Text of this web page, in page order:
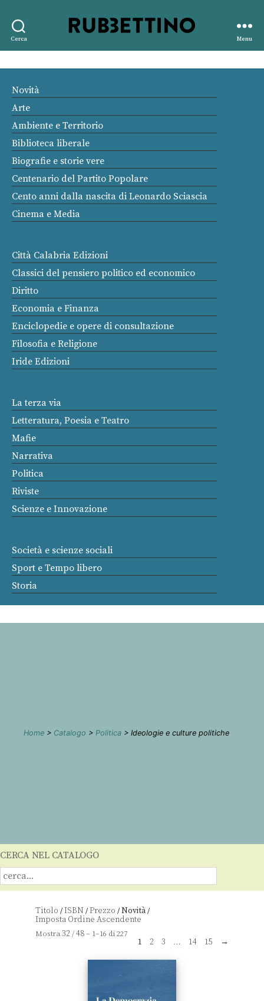
Cerca
editore
Menu
Novità
Arte
Ambiente e Territorio
Biblioteca liberale
Biografie e storie vere
Centenario del Partito Popolare
Cento anni dalla nascita di Leonardo Sciascia
Cinema e Media
Città Calabria Edizioni
Classici del pensiero politico ed economico
Diritto
Economia e Finanza
Enciclopedie e opere di consultazione
Filosofia e Religione
Iride Edizioni
La terza via
Letteratura, Poesia e Teatro
Mafie
Narrativa
Politica
Riviste
Scienze e Innovazione
Società e scienze sociali
Sport e Tempo libero
Storia
Home > Catalogo > Politica > Ideologie e culture politiche
CERCA NEL CATALOGO
Titolo /ISBN /Prezzo /Novità/
Mostra32/48– 1–16 di 227
1 2 3 … 14 15 →